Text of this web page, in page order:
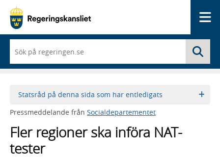
du
börjar
skriva
framträder
lista
med
sökförslag
Statsråd på denna sida som har entledigats
Pressmeddelande från Socialdepartementet
Fler regioner ska införa NAT-
tester